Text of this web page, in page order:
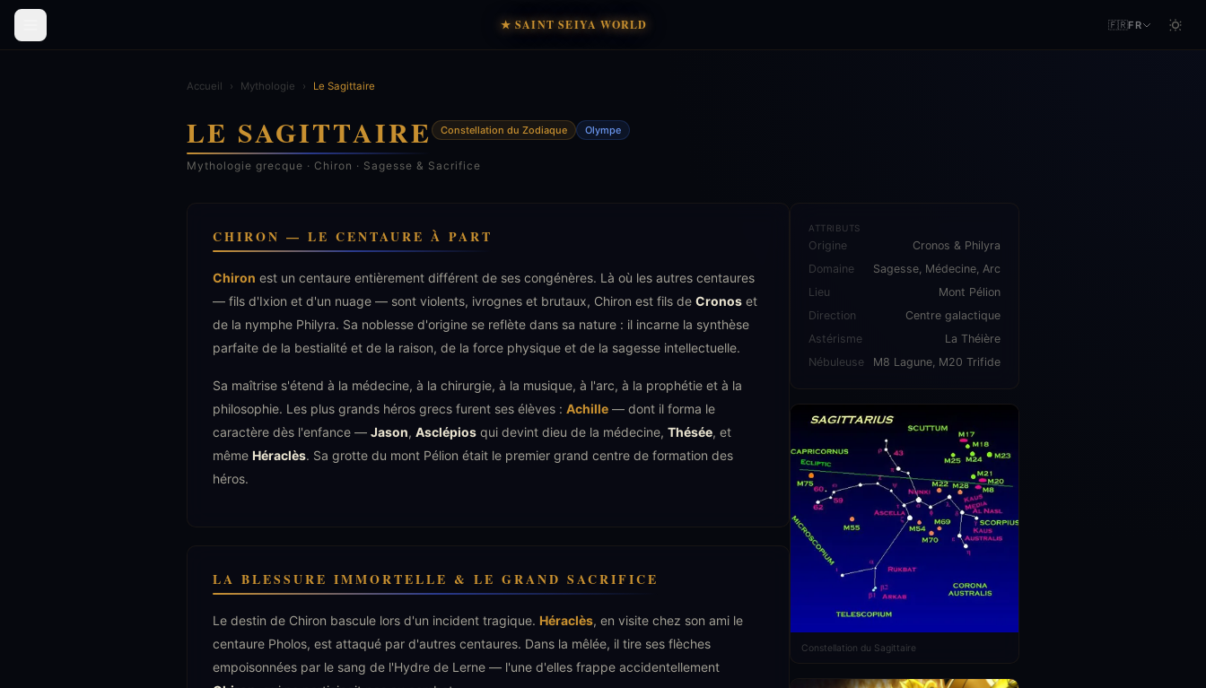
★ SAINT SEIYA WORLD 🇫🇷FR
Accueil › Mythologie › Le Sagittaire
LE SAGITTAIRE Constellation du Zodiaque Olympe
Mythologie grecque · Chiron · Sagesse & Sacrifice
CHIRON — LE CENTAURE À PART
Chiron est un centaure entièrement différent de ses congénères. Là où les autres centaures
— fils d'Ixion et d'un nuage — sont violents, ivrognes et brutaux, Chiron est fils de Cronos et
de la nymphe Philyra. Sa noblesse d'origine se reflète dans sa nature : il incarne la synthèse
parfaite de la bestialité et de la raison, de la force physique et de la sagesse intellectuelle.
Sa maîtrise s'étend à la médecine, à la chirurgie, à la musique, à l'arc, à la prophétie et à la
philosophie. Les plus grands héros grecs furent ses élèves : Achille — dont il forma le
caractère dès l'enfance — Jason, Asclépios qui devint dieu de la médecine, Thésée, et
même Héraclès. Sa grotte du mont Pélion était le premier grand centre de formation des
héros.
LA BLESSURE IMMORTELLE & LE GRAND SACRIFICE
Le destin de Chiron bascule lors d'un incident tragique. Héraclès, en visite chez son ami le
centaure Pholos, est attaqué par d'autres centaures. Dans la mêlée, il tire ses flèches
empoisonnées par le sang de l'Hydre de Lerne — l'une d'elles frappe accidentellement
ATTRIBUTS
Origine
Cronos & Philyra
Domaine
Sagesse, Médecine, Arc
Lieu
Mont Pélion
Direction
Centre galactique
Astérisme
La Théière
Nébuleuse
M8 Lagune, M20 Trifide
Constellation du Sagittaire